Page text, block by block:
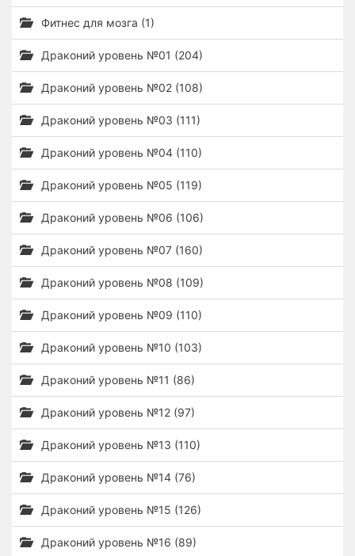
Фитнес для мозга (1)
Драконий уровень №01 (204)
Драконий уровень №02 (108)
Драконий уровень №03 (111)
Драконий уровень №04 (110)
Драконий уровень №05 (119)
Драконий уровень №06 (106)
Драконий уровень №07 (160)
Драконий уровень №08 (109)
Драконий уровень №09 (110)
Драконий уровень №10 (103)
Драконий уровень №11 (86)
Драконий уровень №12 (97)
Драконий уровень №13 (110)
Драконий уровень №14 (76)
Драконий уровень №15 (126)
Драконий уровень №16 (89)